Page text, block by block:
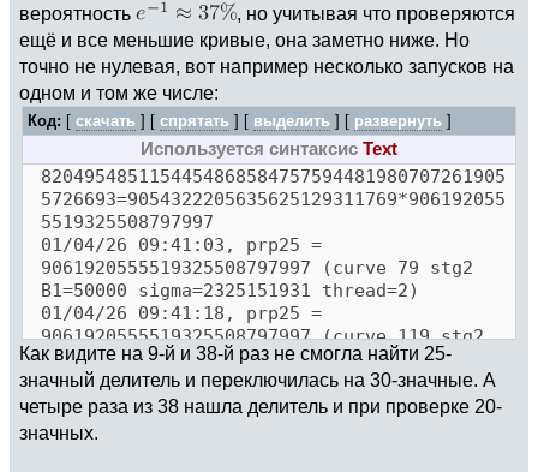
вероятность
, но учитывая что проверяются
ещё и все меньшие кривые, она заметно ниже. Но
точно не нулевая, вот например несколько запусков на
одном и том же числе:
Код: [скачать ] [спрятать ] [ выделить ] [ развернуть ]
Используется синтаксис Text
8204954851154454868584757594481980707261905
5726693=9054322205635625129311769*906192055
5519325508797997
01/04/26 09:41:03, prp25 =
9061920555519325508797997 (curve 79 stg2
B1=50000 sigma=2325151931 thread=2)
01/04/26 09:41:18, prp25 =
9061920555519325508797997 (curve 119 stg2
B1=50000 sigma=3330506305 thread=2)
01/04/26 09:41:25, prp25 =
9061920555519325508797997 (curve 46 stg2
B1=50000 sigma=3491928577 thread=1)
Как видите на 9-й и 38-й раз не смогла найти 25-
значный делитель и переключилась на 30-значные. А
четыре раза из 38 нашла делитель и при проверке 20-
значных.